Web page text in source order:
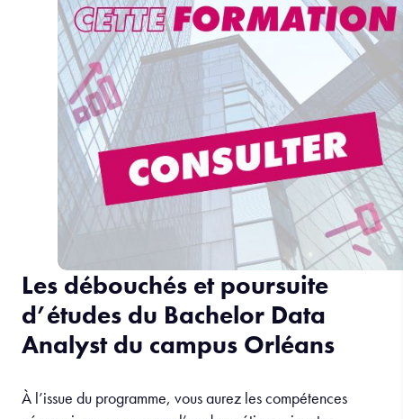
Les débouchés et poursuite
d’études du Bachelor Data
Analyst du campus Orléans
À l’issue du programme, vous aurez les compétences